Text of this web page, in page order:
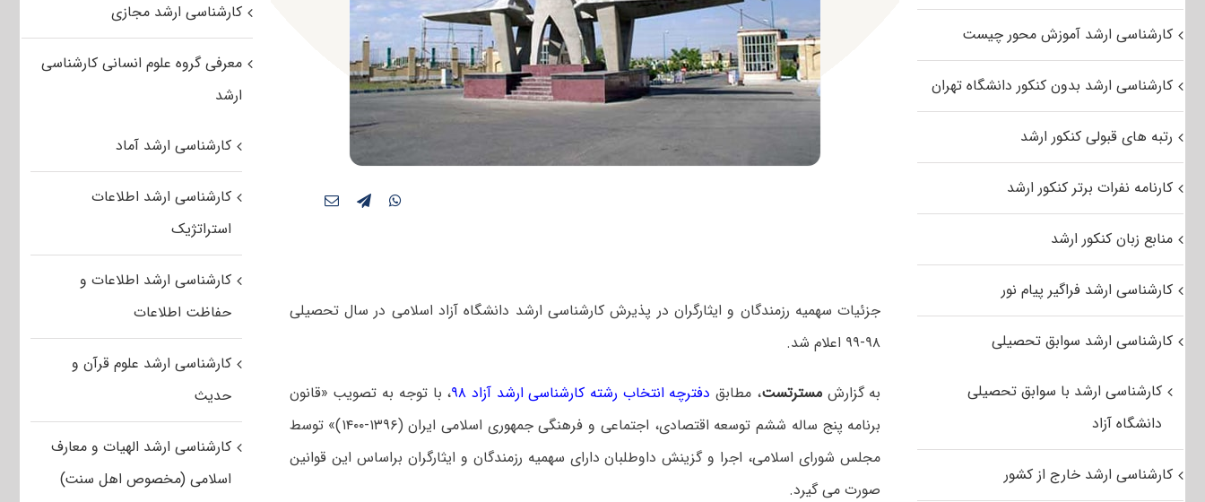
جزئیات سهمیه رزمندگان و ایثارگران در پذیرش کارشناسی ارشد دانشگاه آزاد اسلامی در سال تحصیلی
۹۸-۹۹ اعلام شد.
به گزارشمسترتست، مطابق دفترچه انتخاب رشته کارشناسی ارشد آزاد ۹۸
، با توجه به تصویب «قانون
برنامه پنج ساله ششم توسعه اقتصادی، اجتماعی و فرهنگی جمهوری اسلامی ایران (۱۳۹۶-۱۴۰۰)» توسط
مجلس شورای اسلامی، اجرا و گزینش داوطلبان دارای سهمیه رزمندگان و ایثارگران براساس این قوانین
صورت می گیرد.
کارشناسی ارشد مجازی
معرفی گروه علوم انسانی کارشناسی
ارشد
کارشناسی ارشد آماد
کارشناسی ارشد اطلاعات
استراتژیک
کارشناسی ارشد اطلاعات و
حفاظت اطلاعات
کارشناسی ارشد علوم قرآن و
حدیث
کارشناسی ارشد الهیات و معارف
اسلامی (مخصوص اهل سنت)
کارشناسی ارشد آموزش محور چیست
کارشناسی ارشد بدون کنکور دانشگاه تهران
رتبه های قبولی کنکور ارشد
کارنامه نفرات برتر کنکور ارشد
منابع زبان کنکور ارشد
کارشناسی ارشد فراگیر پیام نور
کارشناسی ارشد سوابق تحصیلی
کارشناسی ارشد با سوابق تحصیلی
دانشگاه آزاد
کارشناسی ارشد خارج از کشور